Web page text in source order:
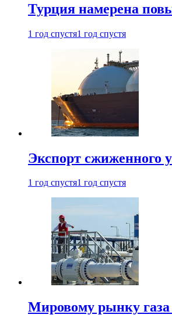
Турция намерена
1 год спустя1 год спустя
Экспорт сжиженного
1 год спустя1 год спустя
Мировому рынку газа